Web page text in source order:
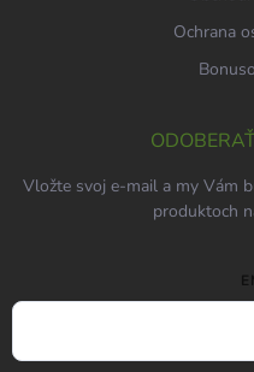
Ochrana
Vložte svoj e-mail a my Vám
produktoch